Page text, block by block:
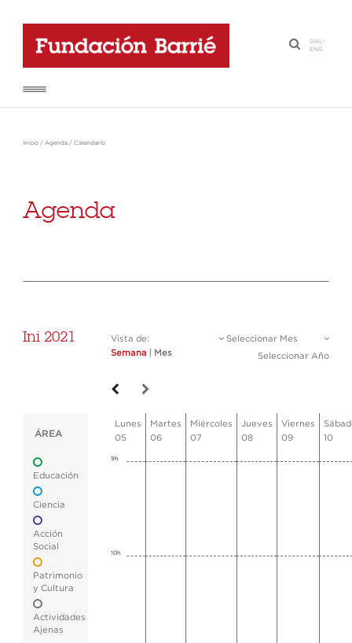
·
GAL-
ENG
Inicio / Agenda / Calendario
Agenda
Ini 2021
Vista de:
Semana
Mes
Seleccionar Mes
Seleccionar Año
ÁREA
Educación
Ciencia
Acción
Social
Patrimonio
y Cultura
Actividades
Ajenas
Lunes
05
Martes
06
Miércoles
07
Jueves
08
Viernes
09
10
9h
10h